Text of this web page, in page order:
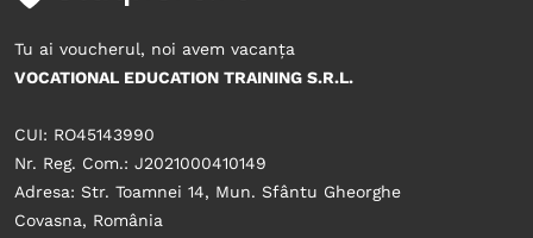
Tu ai voucherul, noi avem vacanța
VOCATIONAL EDUCATION TRAINING S.R.L.
CUI: RO45143990
Nr. Reg. Com.: J2021000410149
Adresa: Str. Toamnei 14, Mun. Sfântu Gheorghe
Covasna, România